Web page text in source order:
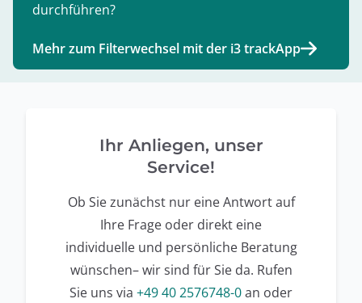
durchführen?
Mehr zum Filterwechsel mit der i3 trackApp
Ihr Anliegen, unser
Service!
Ob Sie zunächst nur eine Antwort auf
Ihre Frage oder direkt eine
individuelle und persönliche Beratung
wünschen– wir sind für Sie da. Rufen
Sie uns via +49 40 2576748-0an oder